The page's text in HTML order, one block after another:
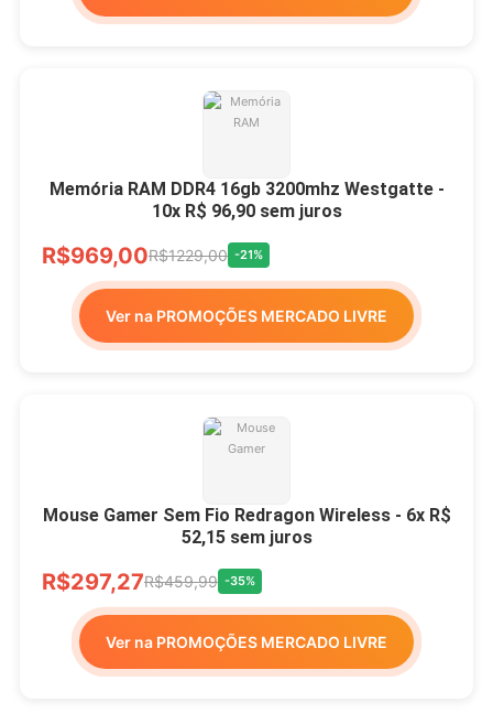
Memória RAM DDR4 16gb 3200mhz Westgatte -
10x R$ 96,90 sem juros
R$969,00R$1229,00 -21%
Ver na PROMOÇÕES MERCADO LIVRE
Mouse Gamer Sem Fio Redragon Wireless - 6x R$
52,15 sem juros
R$297,27R$459,99 -35%
Ver na PROMOÇÕES MERCADO LIVRE